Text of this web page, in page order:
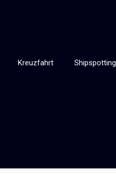
Kreuzfahrt Shipspotting